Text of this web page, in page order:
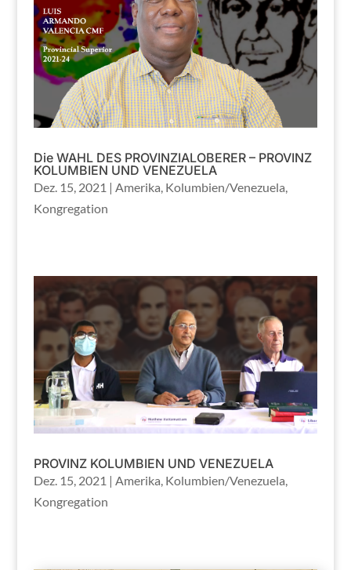
Die WAHL DES PROVINZIALOBERER – PROVINZ
KOLUMBIEN UND VENEZUELA
Dez. 15, 2021 | Amerika, Kolumbien/Venezuela,
Kongregation
PROVINZ KOLUMBIEN UND VENEZUELA
Dez. 15, 2021 | Amerika Kolumbien/Venezuela
Kongregation